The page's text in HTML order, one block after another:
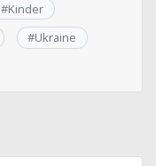
#Kinder
#Ukraine